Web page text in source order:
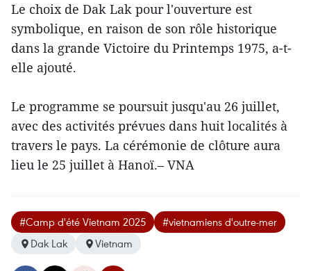
Le choix de Dak Lak pour l'ouverture est
symbolique, en raison de son rôle historique
dans la grande Victoire du Printemps 1975, a-t-
elle ajouté.
Le programme se poursuit jusqu'au 26 juillet,
avec des activités prévues dans huit localités à
travers le pays. La cérémonie de clôture aura
lieu le 25 juillet à Hanoï.– VNA
#Camp d'été Vietnam 2025
#vietnamiens d'outre-mer
Dak Lak
Vietnam